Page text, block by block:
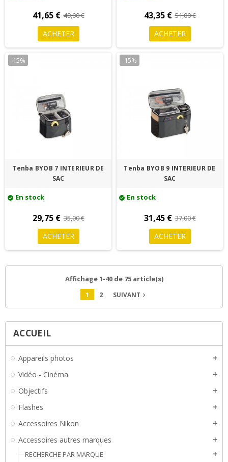
ACCUEIL
Appareils photos add
Vidéo - Cinéma add
Objectifs add
Flashes add
Accessoires Nikon add
Accessoires autres marques add
RECHERCHE PAR MARQUE add
41,65 € 49,00 €
ACHETER
43,35 € 51,00 €
ACHETER
-15%
Tenba BYOB 7 INTERIEUR DE
SAC
check_circle En stock
29,75 € 35,00 €
ACHETER
-15%
Tenba BYOB 9 INTERIEUR DE
SAC
check_circle En stock
31,45 € 37,00 €
ACHETER
Affichage 1-40 de 75 article(s)
1
2 SUIVANT navigate_next